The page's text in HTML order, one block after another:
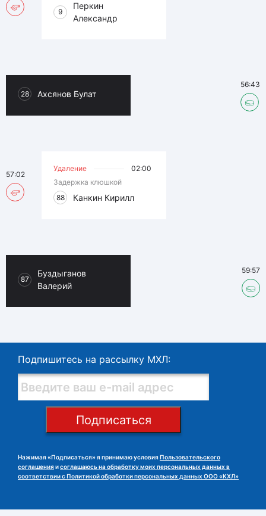
9
Перкин
Александр
28 Ахсянов Булат
56:43
Удаление
02:00
Задержка клюшкой
88
Канкин Кирилл
57:02
87
Буздыганов
Валерий
59:57
Подпишитесь на рассылку МХЛ:
Подписаться
Нажимая «Подписаться» я принимаю условия Пользовательского
соглашения исоглашаюсь на обработку моих персональных данных в
соответствии с Политикой обработки персональных данных ООО «КХЛ»